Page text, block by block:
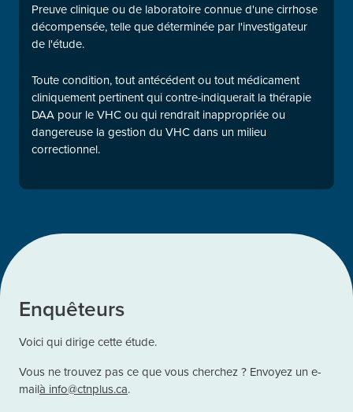
Preuve clinique ou de laboratoire connue d'une cirrhose
décompensée, telle que déterminée par l'investigateur
de l'étude.
Toute condition, tout antécédent ou tout médicament
cliniquement pertinent qui contre-indiquerait la thérapie
DAA pour le VHC ou qui rendrait inappropriée ou
dangereuse la gestion du VHC dans un milieu
correctionnel.
Enquêteurs
Voici qui dirige cette étude.
Vous ne trouvez pas ce que vous cherchez ? Envoyez un e-
mailà info@ctnplus.ca.